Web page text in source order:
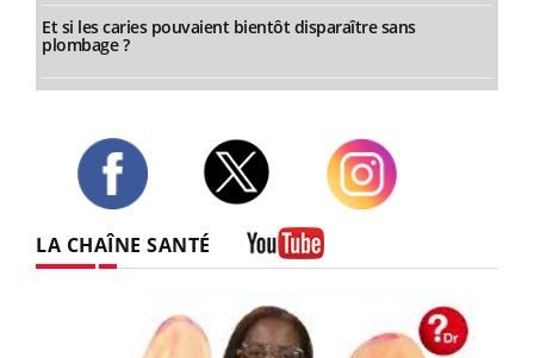
Et si les caries pouvaient bientôt disparaître sans
plombage ?
LA CHAÎNE SANTÉ